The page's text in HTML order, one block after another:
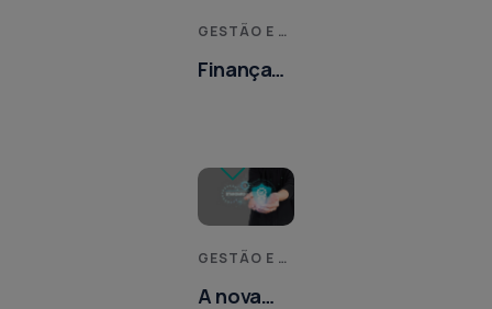
GESTÃO E MELHORIA DE PROCESSOS
Finanças
GESTÃO E MELHORIA DE PROCESSOS
A nova